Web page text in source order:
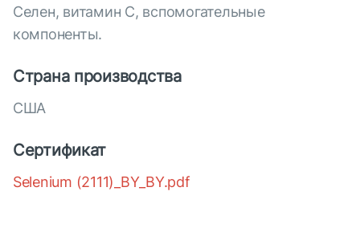
Селен, витамин С, вспомогательные
компоненты.
Страна производства
США
Сертификат
Selenium (2111)_BY_BY.pdf